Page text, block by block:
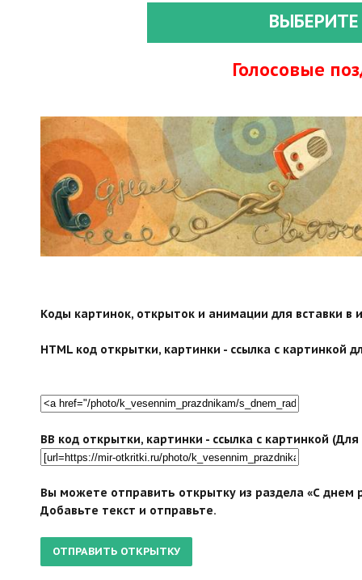
Голосовые
Коды картинок, открыток и анимации для вставки в
HTML код открытки, картинки - ссылка с картинкой
BB код открытки, картинки - ссылка с картинкой
Вы можете отправить открытку из раздела «С днем
Добавьте текст и отправьте.